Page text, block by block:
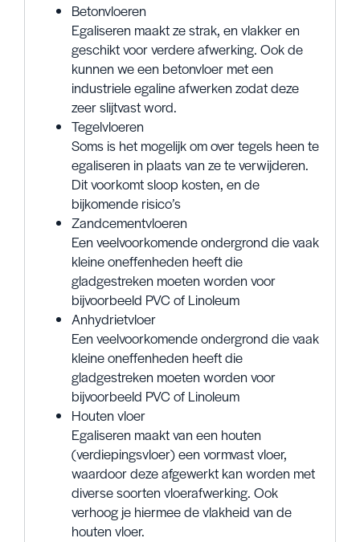
Betonvloeren
Egaliseren maakt ze strak, en vlakker en
geschikt voor verdere afwerking. Ook de
kunnen we een betonvloer met een
industriele egaline afwerken zodat deze
zeer slijtvast word.
Tegelvloeren
Soms is het mogelijk om over tegels heen te
egaliseren in plaats van ze te verwijderen.
Dit voorkomt sloop kosten, en de
bijkomende risico’s
Zandcementvloeren
Een veelvoorkomende ondergrond die vaak
kleine oneffenheden heeft die
gladgestreken moeten worden voor
bijvoorbeeld PVC of Linoleum
Anhydrietvloer
Een veelvoorkomende ondergrond die vaak
kleine oneffenheden heeft die
gladgestreken moeten worden voor
bijvoorbeeld PVC of Linoleum
Houten vloer
Egaliseren maakt van een houten
(verdiepingsvloer) een vormvast vloer,
waardoor deze afgewerkt kan worden met
diverse soorten vloerafwerking. Ook
verhoog je hiermee de vlakheid van de
houten vloer.